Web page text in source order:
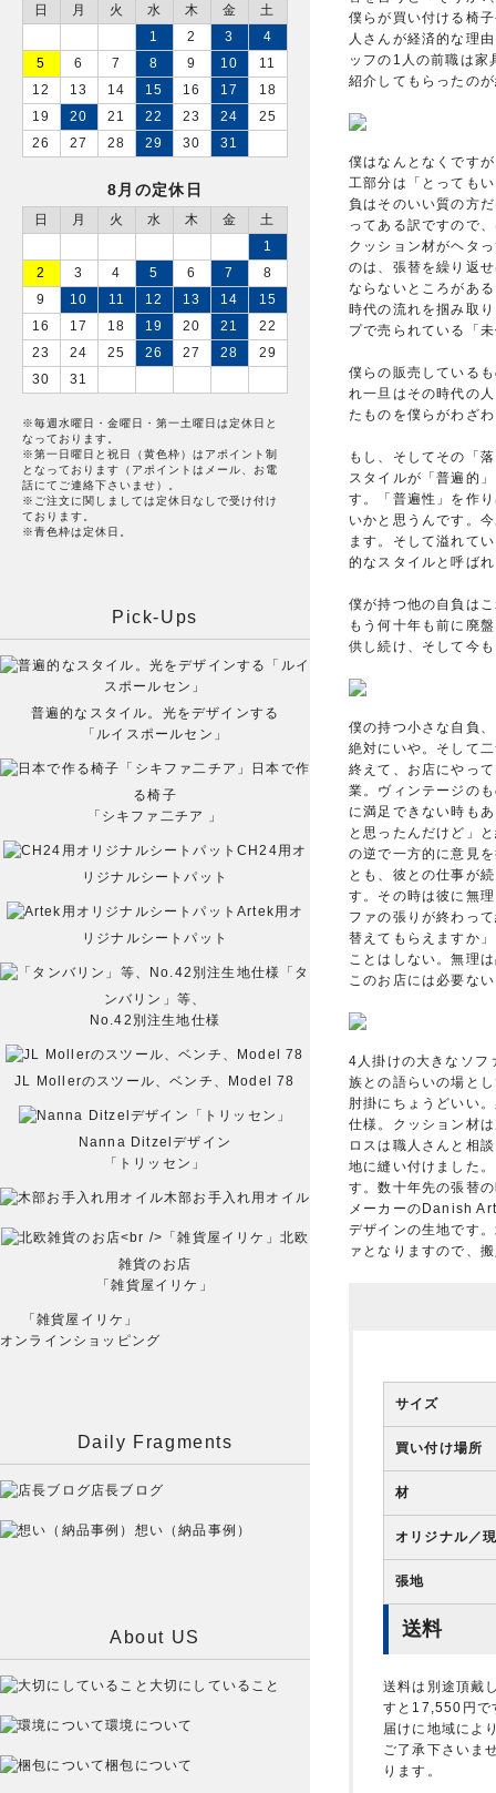
僕らが買い付ける椅
人さんが経済的な理
ッフの1人の前職は家
紹介してもらったの
僕はなんとなくです
工部分は「とっても
負はそのいい質の方
ってある訳ですので
クッション材がヘタ
のは、張替を繰り返
ならないところがあ
時代の流れを掴み取
プで売られている「
僕らの販売している
れ一旦はその時代の
たものを僕らがわざ
もし、そしてその「
スタイルが「普遍的
す。「普遍性」を作
いかと思うんです。
ます。そして溢れて
的なスタイルと呼ば
僕が持つ他の自負は
もう何十年も前に廃
供し続け、そして今
僕の持つ小さな自負
絶対にいや。そして
終えて、お店にやっ
業。ヴィンテージの
に満足できない時も
と思ったんだけど」
の逆で一方的に意見
とも、彼との仕事が
す。その時は彼に無
ファの張りが終わっ
替えてもらえますか
ことはしない。無理
このお店には必要な
4人掛けの大きなソフ
族との語らいの場と
肘掛にちょうどいい
仕様。クッション材
ロスは職人さんと相
地に縫い付けました
す。数十年先の張替
メーカーのDanish
デザインの生地です
ァとなりますので、
サイズ
買い付け場所
材
オリジナル／
張地
送料
送料は別途頂戴
すと17,550円で
届けに地域によ
ご了承下さいま
ります。
日 月 火 水 木 金
土
1
2 3
4
5
6 7 8 9 10
11
12
13 14 15 16 17
18
19
20 21 22 23 24
25
26
27 28 29 30 31
8月の定休日
日 月 火 水 木 金
土
1
2
3 4 5 6 7
8
9
10 11 12 13 14
15
16
17 18 19 20 21
22
23
24 25 26 27 28
29
30
31
※毎週水曜日・金曜日・第一土曜日は定休日と
なっております。
※第一日曜日と祝日（黄色枠）はアポイント制
となっております（アポイントはメール、お電
話にてご連絡下さいませ）。
※ご注文に関しましては定休日なしで受け付け
ております。
※青色枠は定休日。
Pick-Ups
普遍的なスタイル。光をデザインする
「ルイスポールセン」
日本で作
る椅子
「シキファ二チア 」
CH24用オ
リジナルシートパット
Artek用オ
リジナルシートパット
「タ
ンバリン」等、
No.42別注生地仕様
JL Mollerのスツール、ベンチ、Model 78
Nanna Ditzelデザイン
「トリッセン」
木部お手入れ用オイル
北欧
雑貨のお店
「雑貨屋イリケ」
「雑貨屋イリケ」
オンラインショッピング
Daily Fragments
店長ブログ
想い（納品事例）
About US
大切にしていること
環境について
梱包について